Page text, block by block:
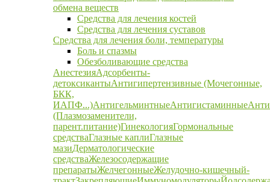
обмена веществ
Средства для лечения костей
Средства для лечения суставов
Средства для лечения боли, температуры
Боль и спазмы
Обезболивающие средства
АнестезияАдсорбенты-
детоксикантыАнтигипертензивные (Мочегонные,
БКК,
ИАПФ...)АнтигельминтныеАнтигистаминные
(Плазмозаменители,
парент.питание)ГинекологияГормональные
средстваГлазные каплиГлазные
мазиДерматологические
средстваЖелезосодержащие
препаратыЖелчегонныеЖелудочно-кишечный-